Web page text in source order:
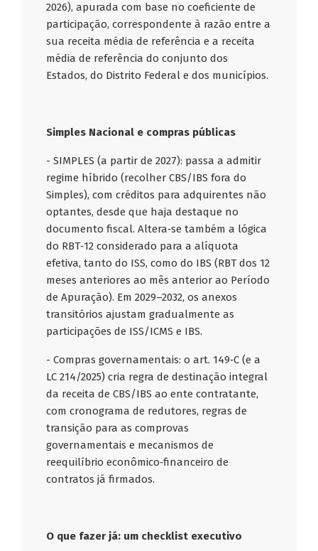
2026), apurada com base no coeficiente de
participação, correspondente à razão entre a
sua receita média de referência e a receita
média de referência do conjunto dos
Estados, do Distrito Federal e dos municípios.
Simples Nacional e compras públicas
- SIMPLES (a partir de 2027): passa a admitir
regime híbrido (recolher CBS/IBS fora do
Simples), com créditos para adquirentes não
optantes, desde que haja destaque no
documento fiscal. Altera‑se também a lógica
do RBT‑12 considerado para a alíquota
efetiva, tanto do ISS, como do IBS (RBT dos 12
meses anteriores ao mês anterior ao Período
de Apuração). Em 2029–2032, os anexos
transitórios ajustam gradualmente as
participações de ISS/ICMS e IBS.
- Compras governamentais: o art. 149‑C (e a
LC 214/2025) cria regra de destinação integral
da receita de CBS/IBS ao ente contratante,
com cronograma de redutores, regras de
transição para as comprovas
governamentais e mecanismos de
reequilíbrio econômico‑financeiro de
contratos já firmados.
O que fazer já: um checklist executivo